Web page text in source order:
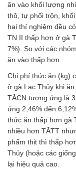
ăn vào khối lượng
thô, tự phối trộn,
hai thí nghiệm đều
TN II thấp hơn ở gà
7%). So với các
ăn vào thấp hơn.
Chi phí thức ăn (kg)
ở gà Lạc Thủy khi
TĂCN tương ứng là
ứng 2,46% đến
thức ăn thấp hơn gà
nhiều hơn TĂTT
phẩm thịt thì thấp
Thủy (hoặc các
lại hiệu quả cao.